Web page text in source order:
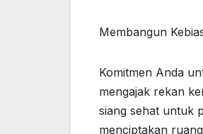
Membangun
Komitmen Anda
mengajak rekan
siang sehat untuk
menciptakan